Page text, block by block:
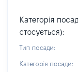
Категорія
стосується):
Тип посади:
Категорія посади: